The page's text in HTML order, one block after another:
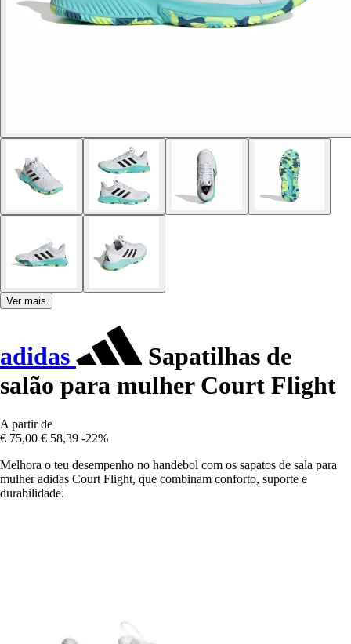
Ver mais
adidas
Sapatilhas de
salão para mulher Court Flight
A partir de
€ 75,00 € 58,39 -22%
Melhora o teu desempenho no handebol com os sapatos de sala para
mulher adidas Court Flight, que combinam conforto, suporte e
durabilidade.